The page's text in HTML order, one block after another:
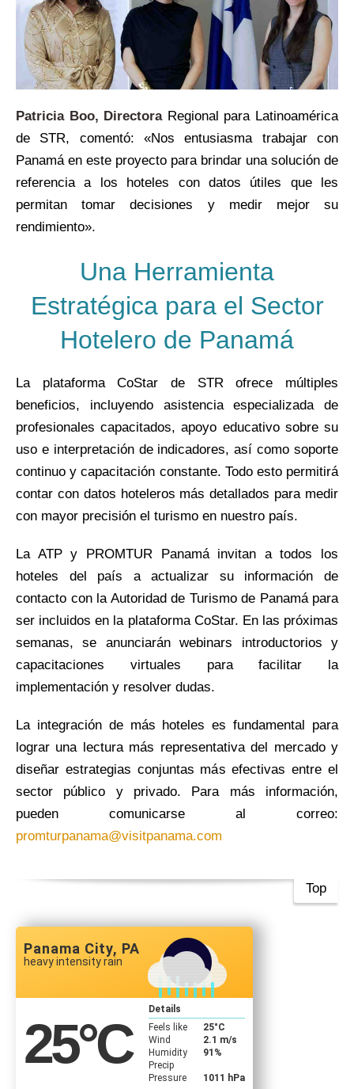
Patricia Boo, DirectoraRegional para Latinoamérica
de STR, comentó: «Nos entusiasma trabajar con
Panamá en este proyecto para brindar una solución de
referencia a los hoteles con datos útiles que les
permitan tomar decisiones y medir mejor su
rendimiento».
Una Herramienta
Estratégica para el Sector
Hotelero de Panamá
La plataforma CoStar de STR ofrece múltiples
beneficios, incluyendo asistencia especializada de
profesionales capacitados, apoyo educativo sobre su
uso e interpretación de indicadores, así como soporte
continuo y capacitación constante. Todo esto permitirá
contar con datos hoteleros más detallados para medir
con mayor precisión el turismo en nuestro país.
La ATP y PROMTUR Panamá invitan a todos los
hoteles del país a actualizar su información de
contacto con la Autoridad de Turismo de Panamá para
ser incluidos en la plataforma CoStar. En las próximas
semanas, se anunciarán webinars introductorios y
capacitaciones virtuales para facilitar la
implementación y resolver dudas.
La integración de más hoteles es fundamental para
lograr una lectura más representativa del mercado y
diseñar estrategias conjuntas más efectivas entre el
sector público y privado. Para más información,
pueden comunicarse al correo:
promturpanama@visitpanama.com
Top
Panama City, PA
heavy intensity rain
25°C
Details
Feels like
25°C
Wind
2.1 m/s
Humidity
91%
Precip
Pressure
1011 hPa